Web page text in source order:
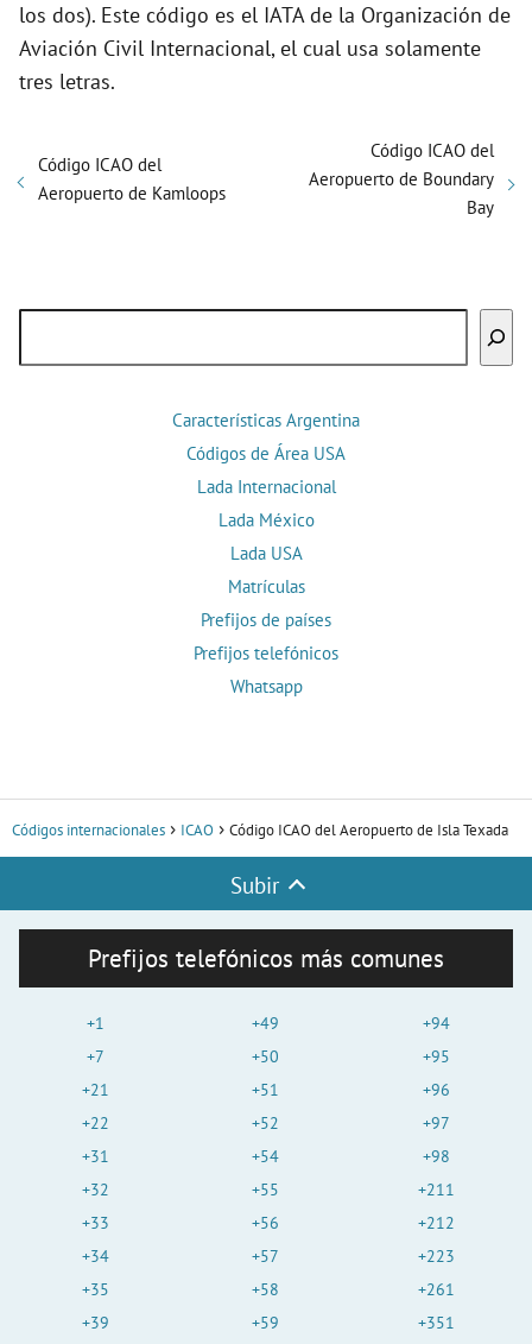
los dos). Este código es el IATA de la Organización de
Aviación Civil Internacional, el cual usa solamente
tres letras.
Código ICAO del
Aeropuerto de Kamloops
Código ICAO del
Aeropuerto de Boundary
Bay
Características Argentina
Códigos de Área USA
Lada Internacional
Lada México
Lada USA
Matrículas
Prefijos de países
Prefijos telefónicos
Whatsapp
Códigos internacionales ICAO Código ICAO del Aeropuerto de Isla Texada
Subir
Prefijos telefónicos más comunes
+1
+7
+21
+22
+31
+32
+33
+34
+35
+39
+49
+50
+51
+52
+54
+55
+56
+57
+58
+59
+94
+95
+96
+97
+98
+211
+212
+223
+261
+351